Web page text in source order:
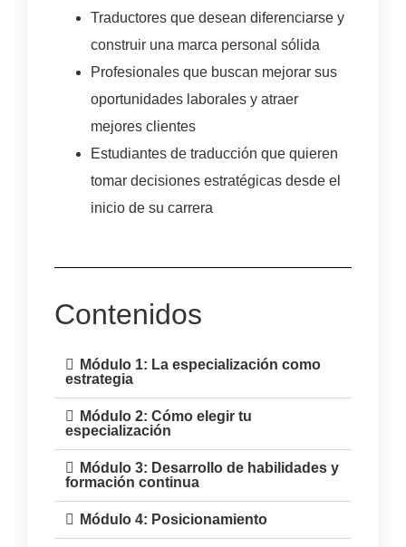
Traductores que desean diferenciarse y
construir una marca personal sólida
Profesionales que buscan mejorar sus
oportunidades laborales y atraer
mejores clientes
Estudiantes de traducción que quieren
tomar decisiones estratégicas desde el
inicio de su carrera
Contenidos
Módulo 1: La especialización como
estrategia
Módulo 2: Cómo elegir tu
especialización
Módulo 3: Desarrollo de habilidades y
formación continua
Módulo 4: Posicionamiento